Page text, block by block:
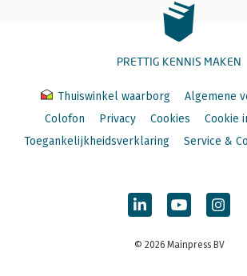
PRETTIG KENNIS MAKEN
Thuiswinkel waarborg
Algemene
Colofon
Privacy Cookies
Cookie
Toegankelijkheidsverklaring
Service &
© 2026 Mainpress BV